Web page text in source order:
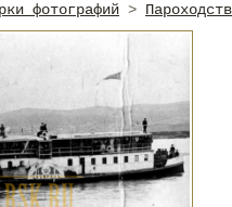
фотографий >